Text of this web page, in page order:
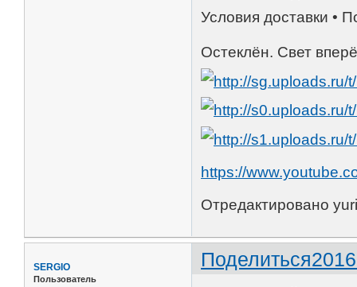
Условия доставки •
Остеклён. Свет
https://
Отредактировано
Поделиться
SERGIO
Пользователь